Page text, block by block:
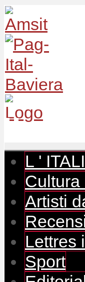
L '
Cultura
Artisti
Lettres
Sport